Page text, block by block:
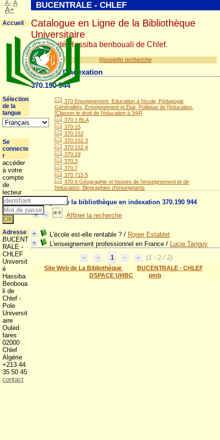
Nouvelle recherche
Détail de l'indexation
370.190 944
370 Enseignement, Education à l'école, Pédagogie
Généralités, Enseignement et Etat, Politique de l'éducation.
[Classer le droit de l'éducation à 344]
370.1 BLA
370.15
370.152
370.152 3
370.152 4
370.19
370.3
370.7
370.715 5
370.9 Géographie et histoire de l'enseignement et de
l'éducation, Biographies d'enseignants
Ouvrages de la bibliothèque en indexation 370.190 944
Affiner la recherche
L'école est-elle rentable ?/ Roger Establet
L'enseignement professionnel en France/ Lucie Tanguy
1
(1 - 2 / 2)
Site Web de La Bibliothéque
BUCENTRALE - CHLEF
DSPACE UHBC
pmb
BUCENTRALE - CHLEF
Catalogue en Ligne de la Bibliothèque
Universitaire
Université Hassiba benbouali de Chlef.
A- A
A+
Accueil
Sélection
de la
langue
Se
connecte
r
accéder
à votre
compte
de
lecteur
Adresse
BUCENT
RALE -
CHLEF
Universit
é
Hassiba
Benboua
li de
Chlef -
Pole
Universit
aire
Ouled
fares
02000
Chlef
Algérie
+213 44
35 50 45
contact